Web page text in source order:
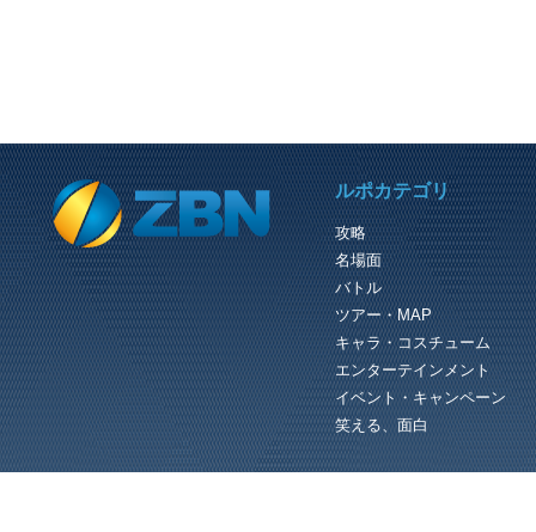
PREVIOUS REVIEW
男の武器、エイトオンス
変わり種の武器としてエイトオンス
う武器を仕入れていた。 これは名前
示す通りボクシングのグラブだ。 装
すると持ち主に登録されて他の...
ルポカテゴリ
攻略
名場面
バトル
ツアー・MAP
キャラ・コスチューム
エンターテインメント
イベント・キャンペーン
笑える、面白